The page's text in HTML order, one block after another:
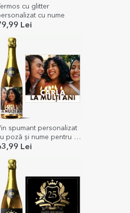
cu glitter
cu nume
Lei
spumant personalizat
poză și nume pentru zi
naștere
Lei